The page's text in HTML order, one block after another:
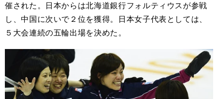
催された。日本からは北海道銀行フォルティウスが参戦
し、中国に次いで２位を獲得。日本女子代表としては、
５大会連続の五輪出場を決めた。